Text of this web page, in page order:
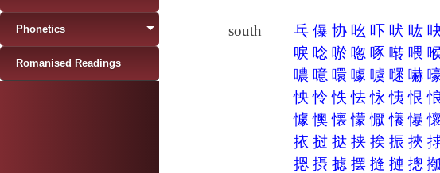
south 乓儤协 吆 吓 吠 吰
唳 唸 唹 唿 啄 啭 喂
噥 噫 噮 噱 噳 嚃 嚇
怏怜怢怯怺恞恨
懅懊懐懞懨懩懪
挔挝挞挟挨振挾
摁摂摅摆摓摙摠
Phonetics
Romanised Readings